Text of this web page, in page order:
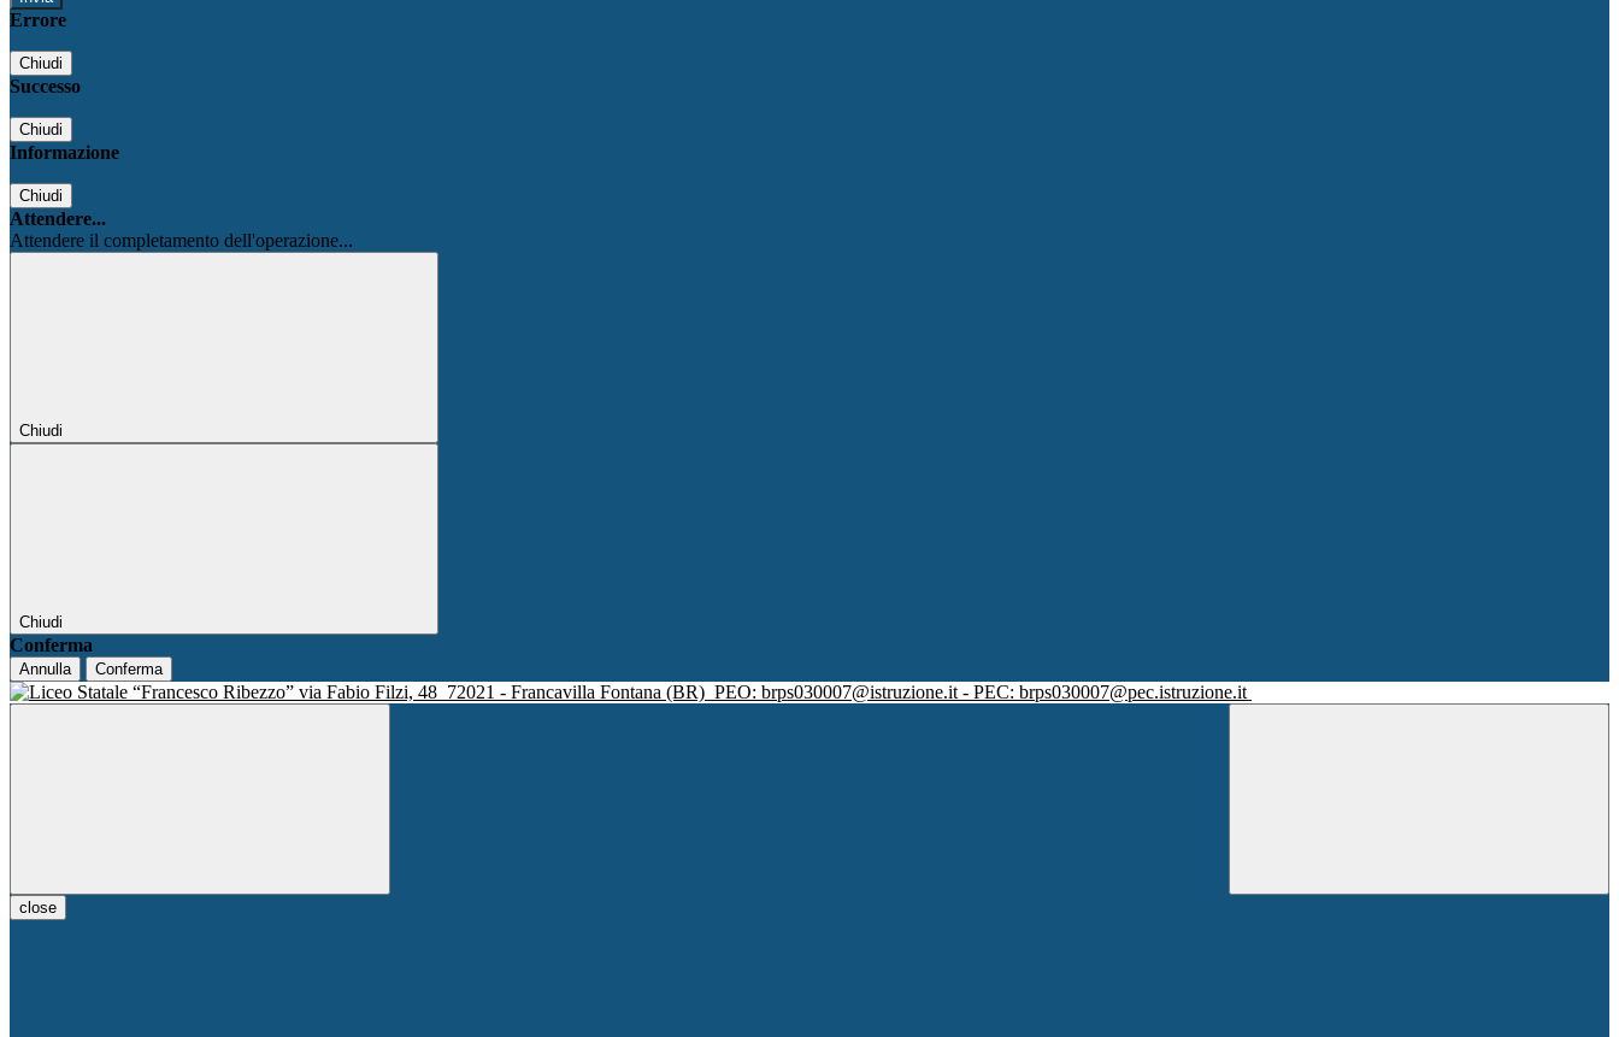
Errore
Chiudi
Successo
Chiudi
Informazione
Chiudi
Attendere...
Attendere il completamento dell'operazione...
Chiudi
Chiudi
Conferma
Annulla Conferma
via Fabio Filzi, 48 72021 - Francavilla Fontana (BR) PEO: brps030007@istruzione.it - PEC: brps030007@pec.istruzione.it
close